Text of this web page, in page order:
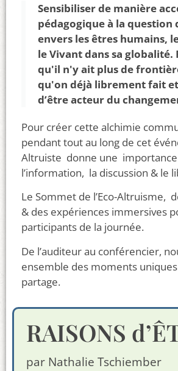
Sensibiliser de manière
pédagogique à la
envers les êtres humains,
le Vivant dans sa globalité.
qu'il n'y ait plus de
qu'on déjà librement fait
d’être acteur du
Pour créer cette alchimie
pendant tout au long de cet
Altruiste donne une
l’information, la discussion & le
Le Sommet de l’Eco-Altruisme,
& des expériences immersives
participants de la journée.
De l’auditeur au conférencier,
ensemble des moments
partage.
RAISONS
par Nathalie Tschiember